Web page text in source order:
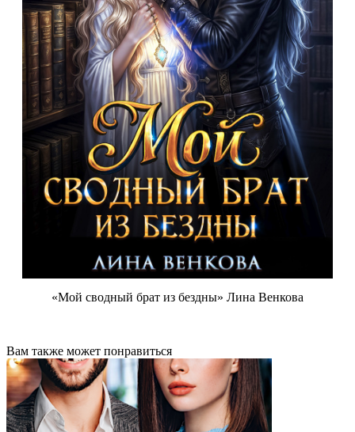
«Мой сводный брат из бездны» Лина Венкова
Вам также может понравиться